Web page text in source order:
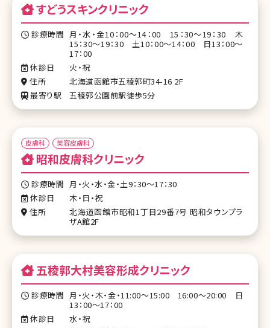
すどうスキンクリニック
診療時間 月・水・金10：00～14：00 15：30～19：30 木
15：30～19：30 土10：00～14：00 日13：00～
17：00
休診日
火・祝
住所
北海道函館市五稜郭町34-16 2F
最寄り駅
五稜郭公園前駅徒歩5分
皮膚科 美容皮膚科
昭和皮膚科クリニック
診療時間 月・火・水・金・土9：30～17：30
休診日
木・日・祝
住所
北海道函館市昭和1丁目29番7号 昭和タウンプラ
ザA館2F
五稜郭大村美容形成クリニック
診療時間 月・火・木・金・11:00～15:00 16:00～20:00 日
13：00～17：00
休診日
水・祝